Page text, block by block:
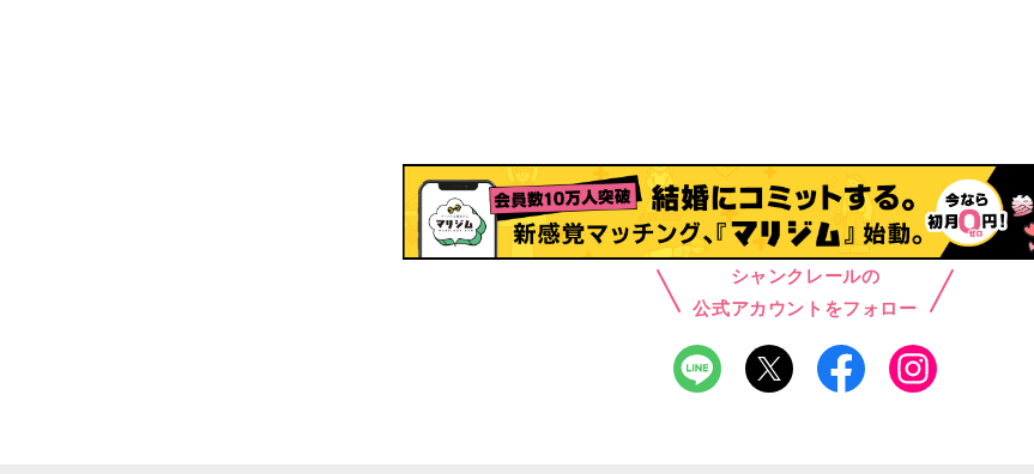
シャンクレールの
公式アカウントをフォロー